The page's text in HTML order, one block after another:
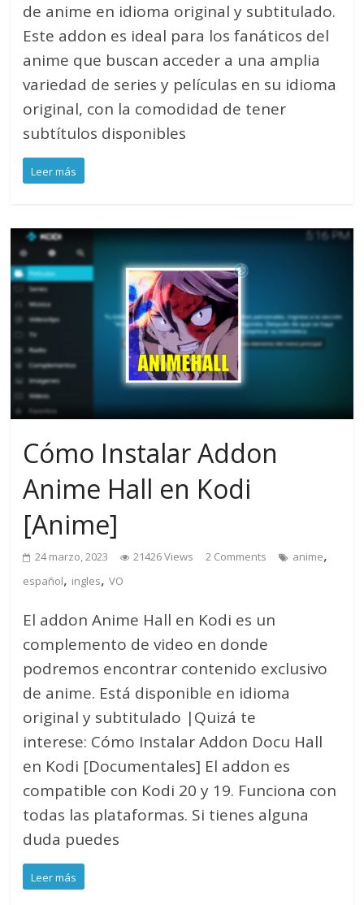
de anime en idioma original y subtitulado.
Este addon es ideal para los fanáticos del
anime que buscan acceder a una amplia
variedad de series y películas en su idioma
original, con la comodidad de tener
subtítulos disponibles
Leer más
Cómo Instalar Addon
Anime Hall en Kodi
[Anime]
24 marzo, 2023 21426 Views 2 Comments anime,
español, ingles,VO
El addon Anime Hall en Kodi es un
complemento de video en donde
podremos encontrar contenido exclusivo
de anime. Está disponible en idioma
original y subtitulado |Quizá te
interese: Cómo Instalar Addon Docu Hall
en Kodi [Documentales] El addon es
compatible con Kodi 20 y 19. Funciona con
todas las plataformas. Si tienes alguna
duda puedes
Leer más